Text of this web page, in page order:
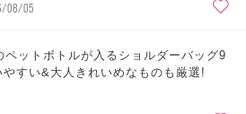
08/05
ペットボトルが入るショルダーバッグ9
すい&大人きれいめなものも厳選!